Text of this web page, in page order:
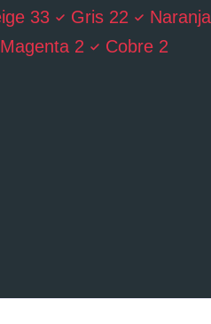
33 Gris 22 Naranja
Magenta 2 Cobre 2